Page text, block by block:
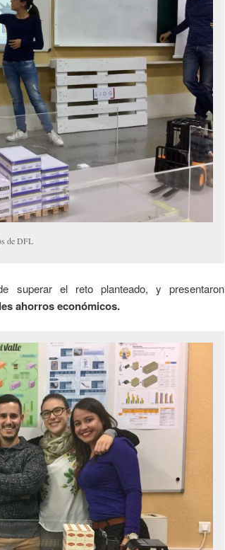
de DFL
superar el reto planteado, y presentaron
ahorros económicos.